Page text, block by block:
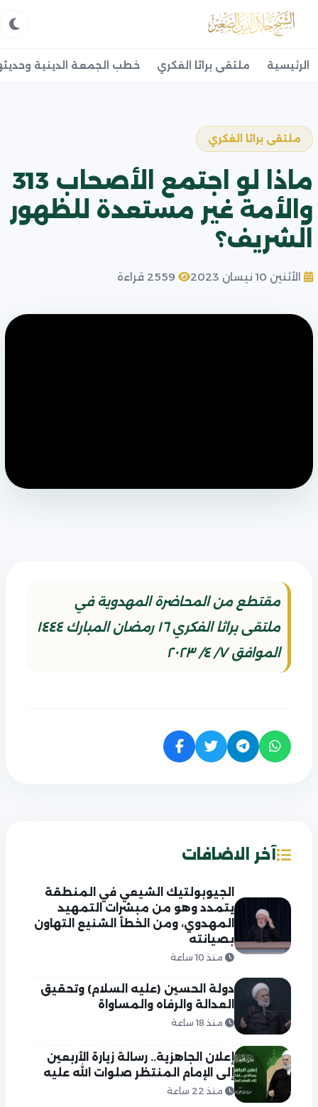
الرئيسية ملتقى براثا الفكري خطب الجمعة الدينية
ملتقى براثا الفكري
ماذا لو اجتمع الأصحاب 313
والأمة غير مستعدة للظهور
الشريف؟
الأثنين 10 نيسان 2023
مقتطع من المحاضرة المهدوية في
ملتقى براثا الفكري ١٦ رمضان المبارك ١٤٤٤
الموافق ٧/ ٤/ ٢٠٢٣
آخر الاضافات
الجيوبولتيك الشيعي في المنطقة
يتمدد وهو من مبشرات التمهيد
المهدوي، ومن الخطأ الشنيع التهاون
بصيانته
منذ 10 ساعة
دولة الحسين (عليه السلام) وتحقيق
العدالة والرفاه والمساواة
منذ 18 ساعة
إعلان الجاهزية.. رسالة زيارة الأربعين
إلى الإمام المنتظر صلوات الله عليه
منذ 22 ساعة